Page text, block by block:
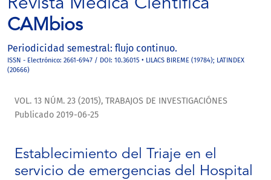
Revista Médica Científica
CAMbios
Periodicidad semestral: flujo continuo.
ISSN - Electrónico: 2661-6947 / DOI: 10.36015 • LILACS BIREME (19784); LATINDEX
(20666)
VOL. 13 NÚM. 23 (2015), TRABAJOS DE INVESTIGACIÓNES
Establecimiento del Triaje en el
servicio de emergencias del Hospital
Publicado 2019-06-25